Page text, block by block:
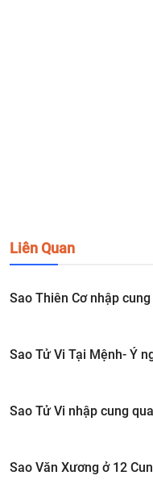
Liên Quan
Sao Thiên Cơ nhập
Sao Tử Vi Tại Mệnh- Ý
Sao Tử Vi nhập cung
Sao Văn Xương ở 12